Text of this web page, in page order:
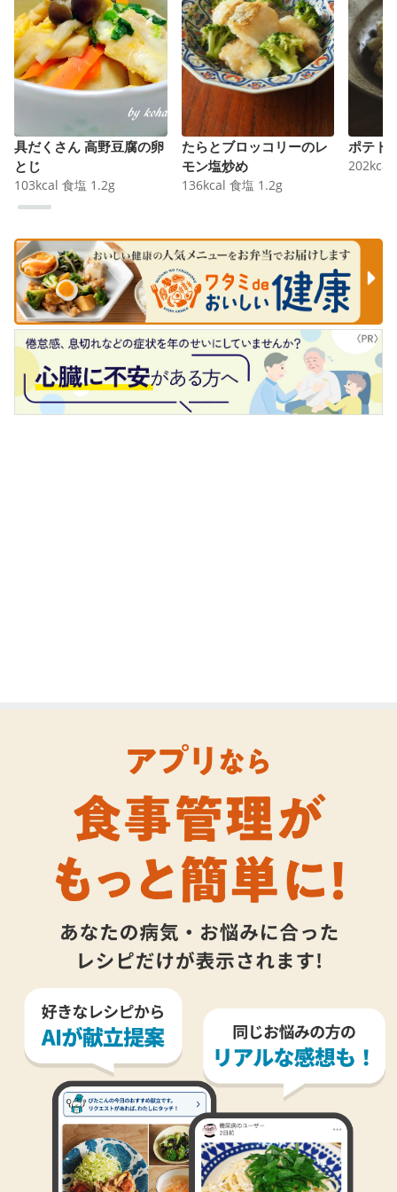
具だくさん 高野豆腐の卵
とじ
103kcal 食塩 1.2g
たらとブロッコリーのレ
モン塩炒め
136kcal 食塩 1.2g
ポテト
202kcal